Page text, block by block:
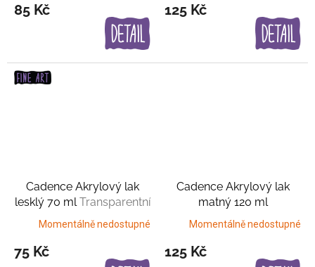
85 Kč 125 Kč
Cadence Akrylový lak
lesklý 70 mlTransparentní
lak
Momentálně nedostupné
75 Kč
Cadence Akrylový lak
matný 120 ml
Transparentní lak
Momentálně nedostupné
125 Kč